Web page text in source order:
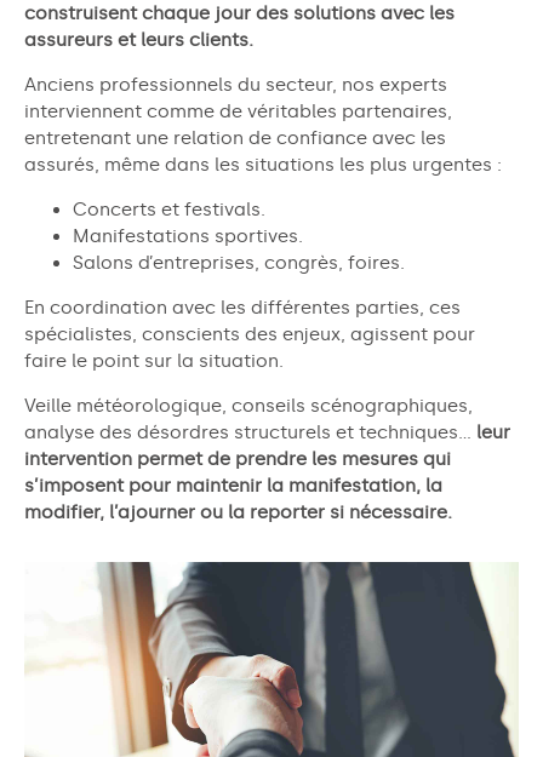
construisent chaque jour des solutions avec les
assureurs et leurs clients.
Anciens professionnels du secteur, nos experts
interviennent comme de véritables partenaires,
entretenant une relation de confiance avec les
assurés, même dans les situations les plus urgentes :
Concerts et festivals.
Manifestations sportives.
Salons d’entreprises, congrès, foires.
En coordination avec les différentes parties, ces
spécialistes, conscients des enjeux, agissent pour
faire le point sur la situation.
Veille météorologique, conseils scénographiques,
analyse des désordres structurels et techniques… leur
intervention permetde prendre les mesures qui
s’imposent pour maintenir la manifestation, la
modifier, l’ajourner ou la reporter si nécessaire.